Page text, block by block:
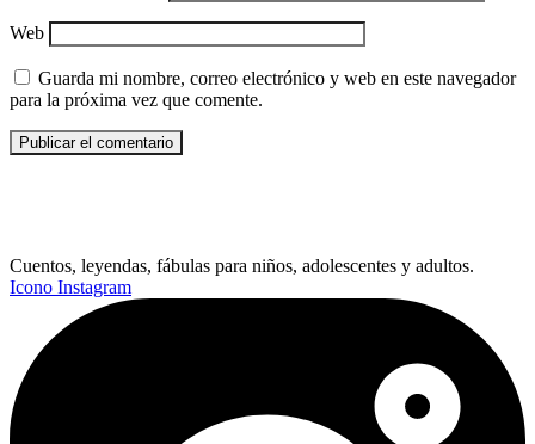
Web
Guarda mi nombre, correo electrónico y web en este navegador
para la próxima vez que comente.
Cuentos, leyendas, fábulas para niños, adolescentes y adultos.
Icono Instagram